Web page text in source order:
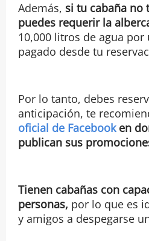
Además, si tu cabaña no
puedes requerir la
10,000 litros de agua
pagado desde tu
Por lo tanto, debes
anticipación, te
oficial de Facebooken
publican sus
Tienen cabañas con
personas, por lo que es
y amigos a despegarse